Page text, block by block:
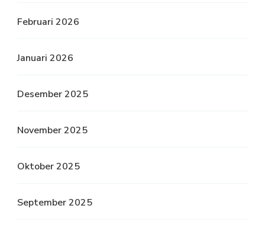
Februari 2026
Januari 2026
Desember 2025
November 2025
Oktober 2025
September 2025